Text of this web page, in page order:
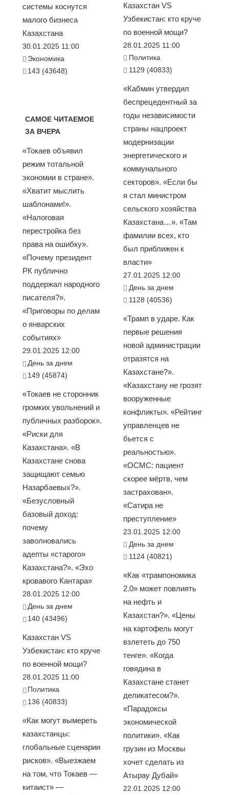
системы коснутся
малого бизнеса
Казахстана
30.01.2025 11:00
Экономика
143 (43648)
САМОЕ ЧИТАЕМОЕ
ЗА ВЧЕРА
«Токаев объявил
режим тотальной
экономии в стране».
«Хватит мыслить
шаблонами!».
«Налоговая
перестройка без
права на ошибку».
«Почему президент
РК публично
поддержал народного
писателя?».
«Приговоры по делам
о январских
событиях»
29.01.2025 12:00
День за днем
149 (45874)
«Токаев не сторонник
громких увольнений и
публичных разборок».
«Риски для
Казахстана». «В
Казахстане снова
защищают семью
Назарбаевых?».
«Безусловный
базовый доход:
почему
заволновались
адепты «старого»
Казахстана?». «Эхо
кровавого Кантара»
28.01.2025 12:00
День за днем
140 (43496)
Казахстан VS
Узбекистан: кто круче
по военной мощи?
28.01.2025 11:00
Политика
136 (40833)
«Как могут вымереть
казахстанцы:
глобальные сценарии
рисков». «Выезжаем
на том, что Токаев —
китаист» —
Казахстан VS
Узбекистан: кто круче
по военной мощи?
28.01.2025 11:00
Политика
1129 (40833)
«Кабмин утвердил
беспрецедентный за
годы независимости
страны нацпроект
модернизации
энергетического и
коммунального
секторов». «Если бы
я стал министром
сельского хозяйства
Казахстана…». «Там
фамилии всех, кто
был приближен к
власти»
27.01.2025 12:00
День за днем
1128 (40536)
«Трамп в ударе. Как
первые решения
новой администрации
отразятся на
Казахстане?».
«Казахстану не грозят
вооруженные
конфликты». «Рейтинг
управленцев не
бьется с
реальностью».
«ОСМС: пациент
скорее мёртв, чем
застрахован».
«Сатира не
преступление»
23.01.2025 12:00
День за днем
1124 (40821)
«Как «трампономика
2.0» может повлиять
на нефть и
Казахстан?». «Цены
на картофель могут
взлететь до 750
тенге». «Когда
говядина в
Казахстане станет
деликатесом?».
«Парадоксы
экономической
политики». «Как
грузин из Москвы
хочет сделать из
Атырау Дубай»
22.01.2025 12:00